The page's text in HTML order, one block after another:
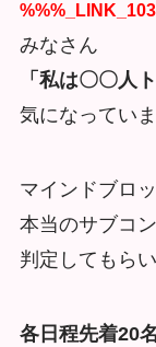
みなさん
「私は〇〇人
気になってい
マインドブロ
本当のサブコ
判定してもら
各日程先着20